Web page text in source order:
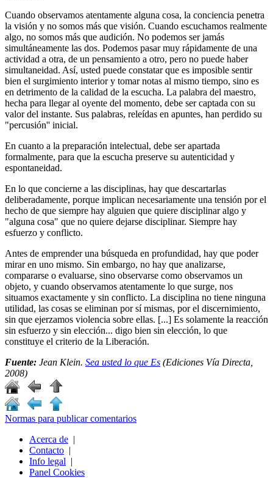
Cuando observamos atentamente alguna cosa, la conciencia penetra
la visión y no somos más que visión. Cuando escuchamos realmente
algo, no somos más que audición. No podemos ser jamás
simultáneamente las dos. Podemos pasar muy rápidamente de una
actividad a otra, de un pensamiento a otro, pero no puede haber
simultaneidad. Así, usted puede constatar que es imposible sentir
bien el surgimiento interior y tomar notas al mismo tiempo, sino es
en detrimento de la calidad de la escucha. La palabra del maestro,
hecha para llegar al oyente del momento, debe ser captada con su
valor del instante. Sus palabras, releídas en apuntes, han perdido su
"percusión'' inicial.
En cuanto a la preparación intelectual, debe ser apartada
formalmente, para que la escucha preserve su autenticidad y
espontaneidad.
En lo que concierne a las disciplinas, hay que descartarlas
deliberadamente, porque implican necesariamente una tensión por el
hecho de que siempre hay alguien que quiere disciplinar algo y
"alguna cosa" que no quiere dejarse disciplinar. Siempre hay
esfuerzo y conflicto.
Antes de emprender una búsqueda en profundidad, hay que poder
mirar en uno mismo. Sin embargo, no hay que analizarse,
compararse o evaluarse, sino observarse como observamos un
objeto, y cuando observamos atentamente lo que surge, nos
situamos exactamente y sin conflicto. La disciplina no tiene ninguna
utilidad, las cosas se eliminan por sí mismas, por el discernimiento,
sin que ejerzamos violencia sobre ellas. [...] Es solamente la reacción
sin esfuerzo y sin elección... digo bien sin elección, lo que
constituye el criterio de la Liberación.
Fuente: Jean Klein. Sea usted lo que Es (Ediciones Vía Directa,
2008)
Normas para publicar comentarios
Acerca de |
Contacto |
Info legal |
Panel Cookies